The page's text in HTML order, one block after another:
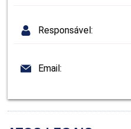
Responsável:
Email: